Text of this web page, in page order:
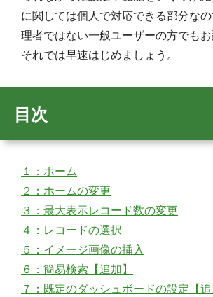
に関しては個人で対応できる部分な
理者ではない一般ユーザーの方でもお
それでは早速はじめましょう。
目次
１：ホーム
２：ホームの変更
３：最大表示レコード数の変更
４：レコードの選択
５：イメージ画像の挿入
６：簡易検索【追加】
７：既定のダッシュボードの設定【追